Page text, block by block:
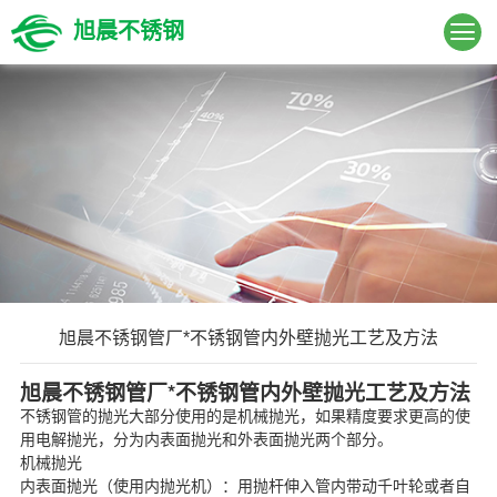
旭晨不锈钢
旭晨不锈钢管厂*不锈钢管内外壁抛光工艺及方法
旭晨不锈钢管厂*不锈钢管内外壁抛光工艺及方法
不锈钢管的抛光大部分使用的是机械抛光，如果精度要求更高的使
用电解抛光，分为内表面抛光和外表面抛光两个部分。
机械抛光
内表面抛光（使用内抛光机）：用抛杆伸入管内带动千叶轮或者自